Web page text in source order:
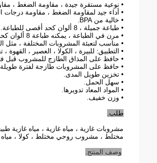
• نوعية مستقرة جيدة ، مقاومة الضغط ،
• أداء جيد لمقاومة الضغط ، مقاومة درجات
• خالية من BPA.
• طباعة جميلة ، 8 ألوان كحد أقصى للطباعة.
• مرن في الطباعة ، يمكنه طباعة 8 ألوان كحد أقصى.
• مناسب لتعبئة المشروبات المختلفة ، مثل
• التطبيق: للبيرة ، الكولا ، العصير ، القهوة ،
• حافظ على المذاق الطازج للمشروب قبل
• حافظ على المشروبات طازجة لفترة طويلة.
• تخزين طويل المدى.
• سهل الحمل.
• المواد المعاد تدويرها.
• وزن خفيف.
طلب.
مشروبات غازية ، مياه غازية ، مياه
مختلط ، مشروب روحي مختلط ، كولا ،
وصف المنتج.